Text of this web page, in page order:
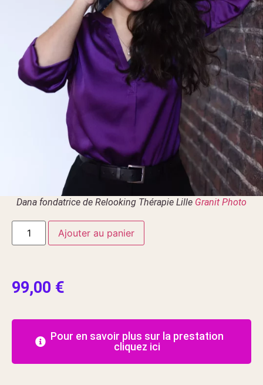
Dana fondatrice de Relooking Thérapie Lille Granit Photo
Ajouter au panier
99,00 €
Pour en savoir plus sur la prestation
cliquez ici